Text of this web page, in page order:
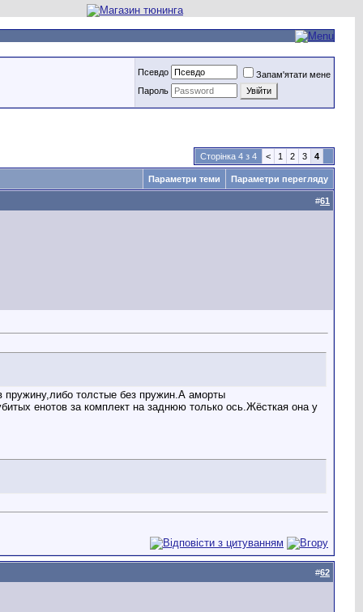
Псевдо
Запам'ятати мене
Пароль
Сторінка 4 з 4 < 1 2 3 4
Параметри теми Параметри перегляду
#61
пружину,либо толстые без пружин.А аморты
енотов за комплект на заднюю только ось.Жёсткая она у
#62